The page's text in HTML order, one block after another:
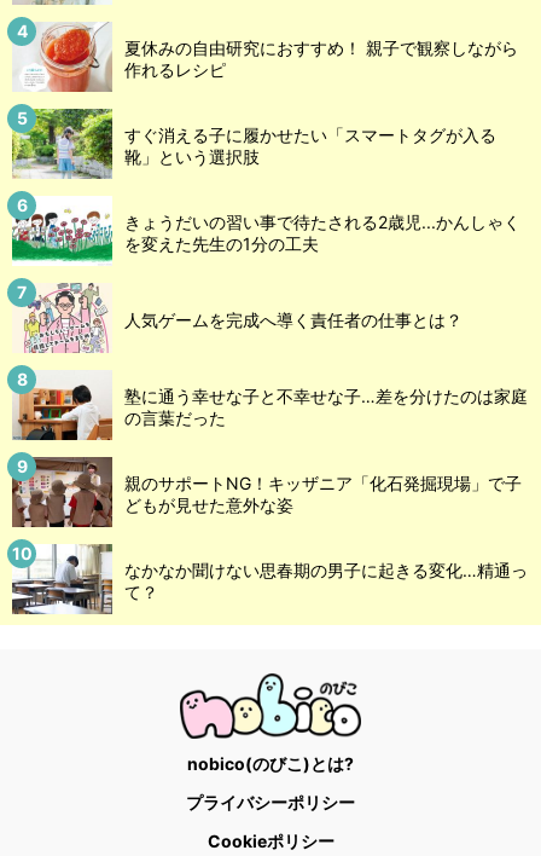
夏休みの自由研究におすすめ！ 親子で観察しながら
作れるレシピ
すぐ消える子に履かせたい「スマートタグが入る
靴」という選択肢
きょうだいの習い事で待たされる2歳児...かんしゃく
を変えた先生の1分の工夫
人気ゲームを完成へ導く責任者の仕事とは？
塾に通う幸せな子と不幸せな子…差を分けたのは家庭
の言葉だった
親のサポートNG！キッザニア「化石発掘現場」で子
どもが見せた意外な姿
なかなか聞けない思春期の男子に起きる変化…精通っ
て？
nobico(のびこ)とは?
プライバシーポリシー
Cookieポリシー